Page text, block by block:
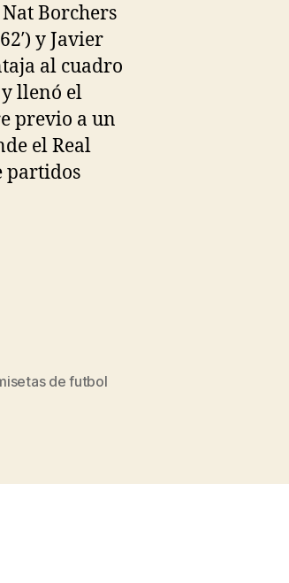
Nat Borchers
y Javier
al cuadro
llenó el
previo a un
el Real
partidos
de futbol